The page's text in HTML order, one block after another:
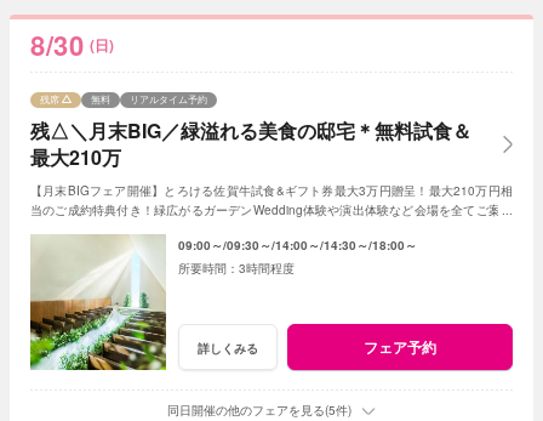
8/30 (日)
残△＼月末BIG／緑溢れる美食の邸宅＊無料試食＆
最大210万
残席 無料 リアルタイム予約
【月末BIGフェア開催】とろける佐賀牛試食&ギフト券最大3万円贈呈！最大210万円相
当のご成約特典付き！緑広がるガーデンWedding体験や演出体験など会場を全てご案内
09:00～ 09:30～ 14:00～ 14:30～ 18:00～
3時間程度
詳しくみる フェア予約
同日開催の他のフェアを見る(5件)